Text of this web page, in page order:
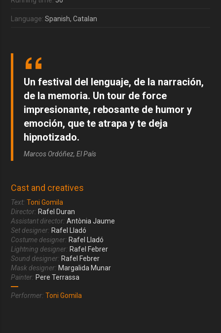
Language:Spanish, Catalan
Un festival del lenguaje, de la narración,
de la memoria. Un tour de force
impresionante, rebosante de humor y
emoción, que te atrapa y te deja
hipnotizado.
Marcos Ordóñez, El País
Cast and creatives
Text: Toni Gomila
Director: Rafel Duran
Assistant director: Antònia Jaume
Set designer: Rafel Lladó
Costume designer: Rafel Lladó
Lightning designer: Rafel Febrer
Sound designer: Rafel Febrer
Mask designer: Margalida Munar
Painter: Pere Terrassa
Performer: Toni Gomila